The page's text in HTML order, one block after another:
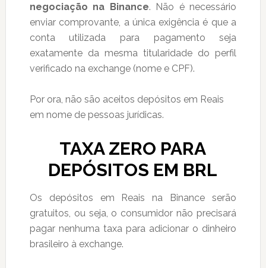
negociação na Binance. Não é necessário
enviar comprovante, a única exigência é que a
conta utilizada para pagamento seja
exatamente da mesma titularidade do perfil
verificado na exchange (nome e CPF).
Por ora, não são aceitos depósitos em Reais
em nome de pessoas jurídicas.
TAXA ZERO PARA
DEPÓSITOS EM BRL
Os depósitos em Reais na Binance serão
gratuitos, ou seja, o consumidor não precisará
pagar nenhuma taxa para adicionar o dinheiro
brasileiro à exchange.